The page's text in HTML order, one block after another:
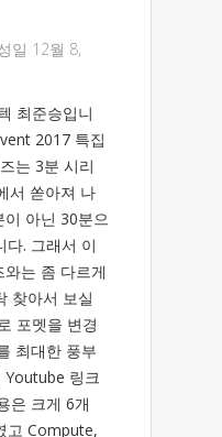
일 12월 8,
최준승입니
2017 특집
는 3분 시리
서 쏟아져 나
아닌 30분으
다. 그래서 이
는 좀 다르게
찾아서 보실
포멧을 변경
최대한 풍부
Youtube 링크
은 크게 6개
고 Compute,